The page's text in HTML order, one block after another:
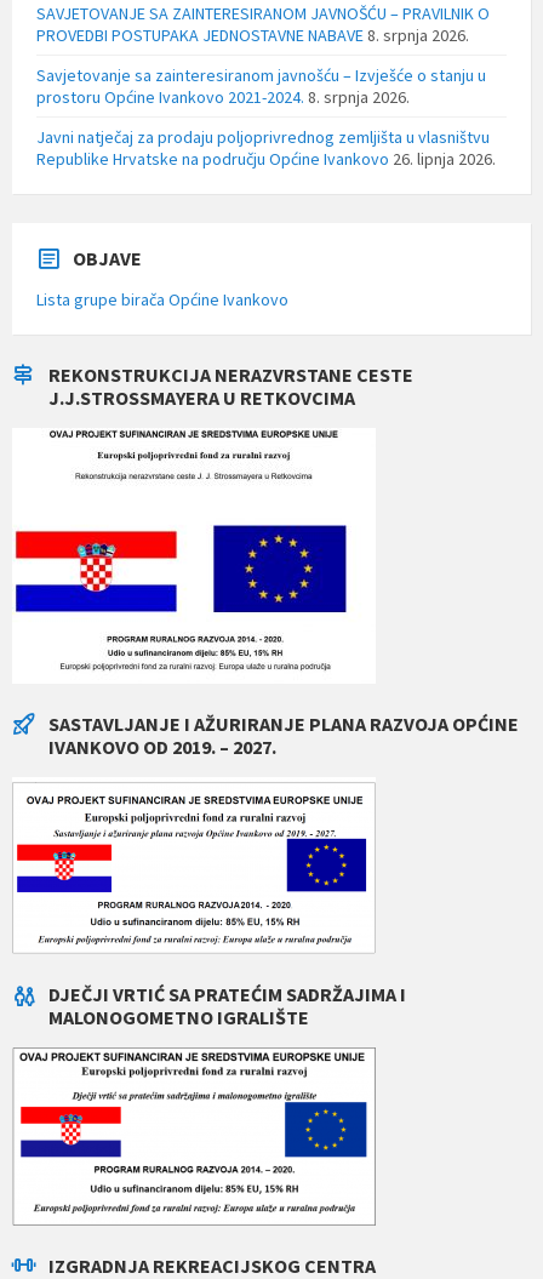
SAVJETOVANJE SA ZAINTERESIRANOM JAVNOŠĆU – PRAVILNIK O
PROVEDBI POSTUPAKA JEDNOSTAVNE NABAVE8. srpnja 2026.
Savjetovanje sa zainteresiranom javnošću – Izvješće o stanju u
prostoru Općine Ivankovo 2021-2024. 8. srpnja 2026.
Javni natječaj za prodaju poljoprivrednog zemljišta u vlasništvu
Republike Hrvatske na području Općine Ivankovo 26. lipnja 2026.
OBJAVE
Lista grupe birača Općine Ivankovo
REKONSTRUKCIJA NERAZVRSTANE CESTE
J.J.STROSSMAYERA U RETKOVCIMA
SASTAVLJANJE I AŽURIRANJE PLANA RAZVOJA OPĆINE
IVANKOVO OD 2019. – 2027.
DJEČJI VRTIĆ SA PRATEĆIM SADRŽAJIMA I
MALONOGOMETNO IGRALIŠTE
IZGRADNJA REKREACIJSKOG CENTRA